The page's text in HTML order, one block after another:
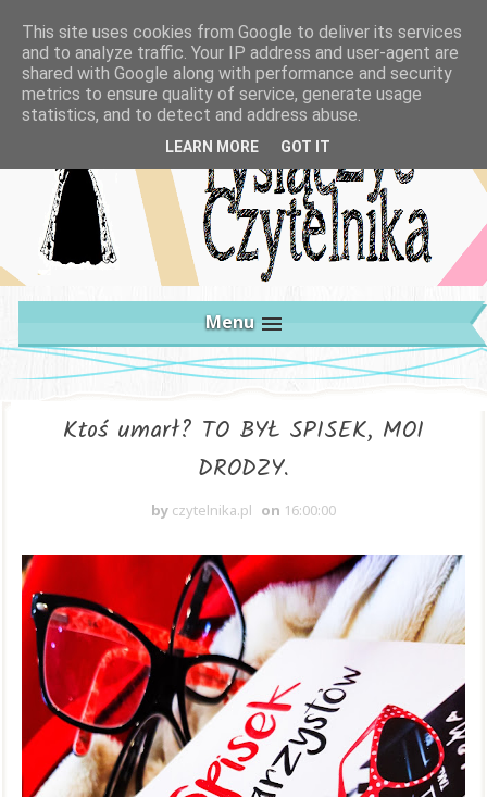
Menu
Ktoś umarł? TO BYŁ SPISEK, MOI
DRODZY.
by czytelnika.pl on 16:00:00
This site uses cookies from Google to deliver its services
and to analyze traffic. Your IP address and user-agent are
shared with Google along with performance and security
metrics to ensure quality of service, generate usage
statistics, and to detect and address abuse.
LEARN MORE GOT IT